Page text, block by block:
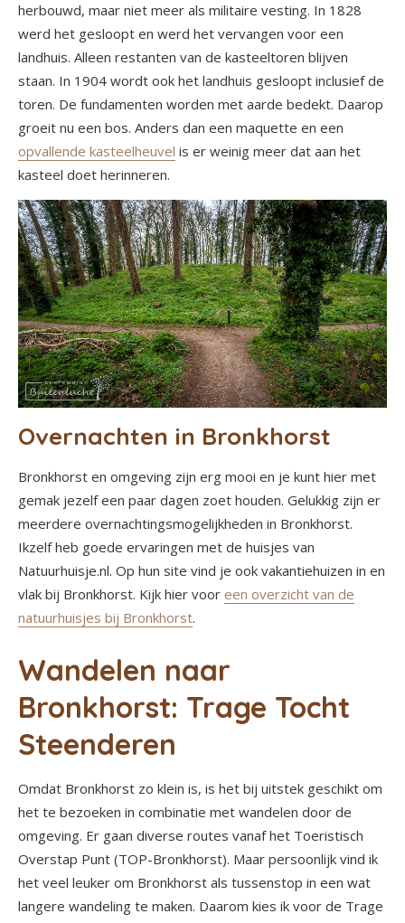
herbouwd, maar niet meer als militaire vesting. In 1828
werd het gesloopt en werd het vervangen voor een
landhuis. Alleen restanten van de kasteeltoren blijven
staan. In 1904 wordt ook het landhuis gesloopt inclusief de
toren. De fundamenten worden met aarde bedekt. Daarop
groeit nu een bos. Anders dan een maquette en een
opvallende kasteelheuvel is er weinig meer dat aan het
kasteel doet herinneren.
Overnachten in Bronkhorst
Bronkhorst en omgeving zijn erg mooi en je kunt hier met
gemak jezelf een paar dagen zoet houden. Gelukkig zijn er
meerdere overnachtingsmogelijkheden in Bronkhorst.
Ikzelf heb goede ervaringen met de huisjes van
Natuurhuisje.nl. Op hun site vind je ook vakantiehuizen in en
vlak bij Bronkhorst. Kijk hier voor een overzicht van de
natuurhuisjes bij Bronkhorst.
Wandelen naar
Bronkhorst: Trage Tocht
Steenderen
Omdat Bronkhorst zo klein is, is het bij uitstek geschikt om
het te bezoeken in combinatie met wandelen door de
omgeving. Er gaan diverse routes vanaf het Toeristisch
Overstap Punt (TOP-Bronkhorst). Maar persoonlijk vind ik
het veel leuker om Bronkhorst als tussenstop in een wat
langere wandeling te maken. Daarom kies ik voor de Trage